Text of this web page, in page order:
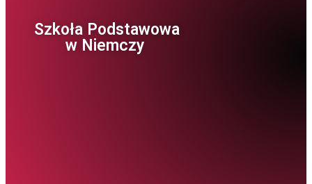
Szkoła Podstawowa
w Niemczy ​